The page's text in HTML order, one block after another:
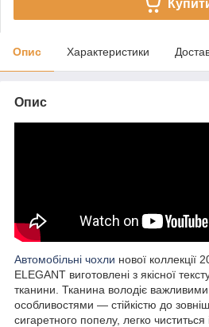
Опис Характеристики
Опис
Автомобільні чохли нової коллекції
ELEGANT виготовлені з якісної
тканини. Тканина володіє важливими
особливостями — стійкістю до
сигаретного попелу, легко